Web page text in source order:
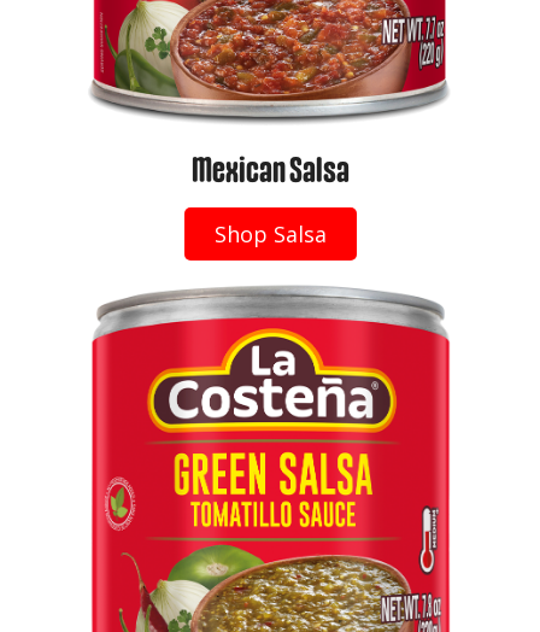
Mexican Salsa
Shop Salsa